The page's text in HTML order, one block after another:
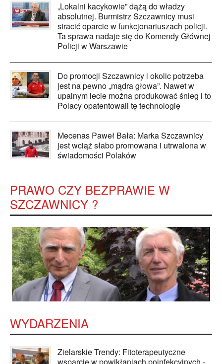
„Lokalni kacykowie” dążą do władzy
absolutnej. Burmistrz Szczawnicy musi
stracić oparcie w funkcjonariuszach policji.
Ta sprawa nadaje się do Komendy Głównej
Policji w Warszawie
Do promocji Szczawnicy i okolic potrzeba
jest na pewno „mądra głowa”. Nawet w
upalnym lecie można produkować śnieg i to
Polacy opatentowali tę technologię
Mecenas Paweł Bała: Marka Szczawnicy
jest wciąż słabo promowana i utrwalona w
świadomości Polaków
PRAWO CZY BEZPRAWIE W
SZCZAWNICY ?
WYDARZENIA
Zielarskie Trendy: Fitoterapeutyczne